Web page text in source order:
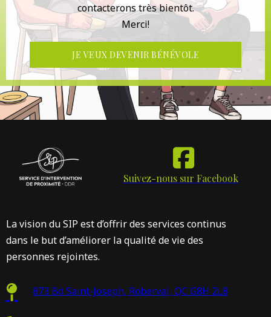
contacterons très bientôt.
Merci!
JE VEUX DEVENIR BÉNÉVOLE
La vision du SIP est d’offrir des services continus
dans le but d’améliorer la qualité de vie des
personnes rejointes.
873 Bd Saint-Joseph, Roberval, QC G8H 2L8
Suivez-nous sur Facebook